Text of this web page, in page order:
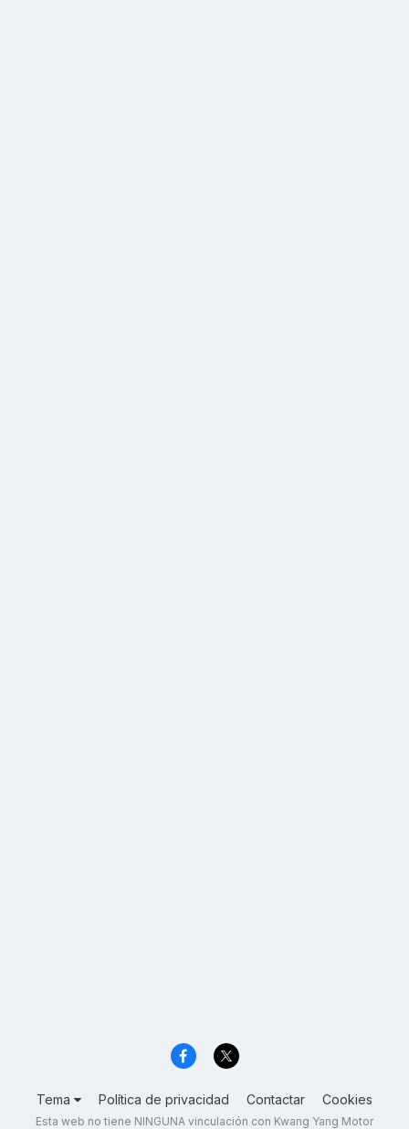
Tema Política de privacidad Contactar Cookies
Esta web no tiene NINGUNA vinculación con Kwang Yang Motor